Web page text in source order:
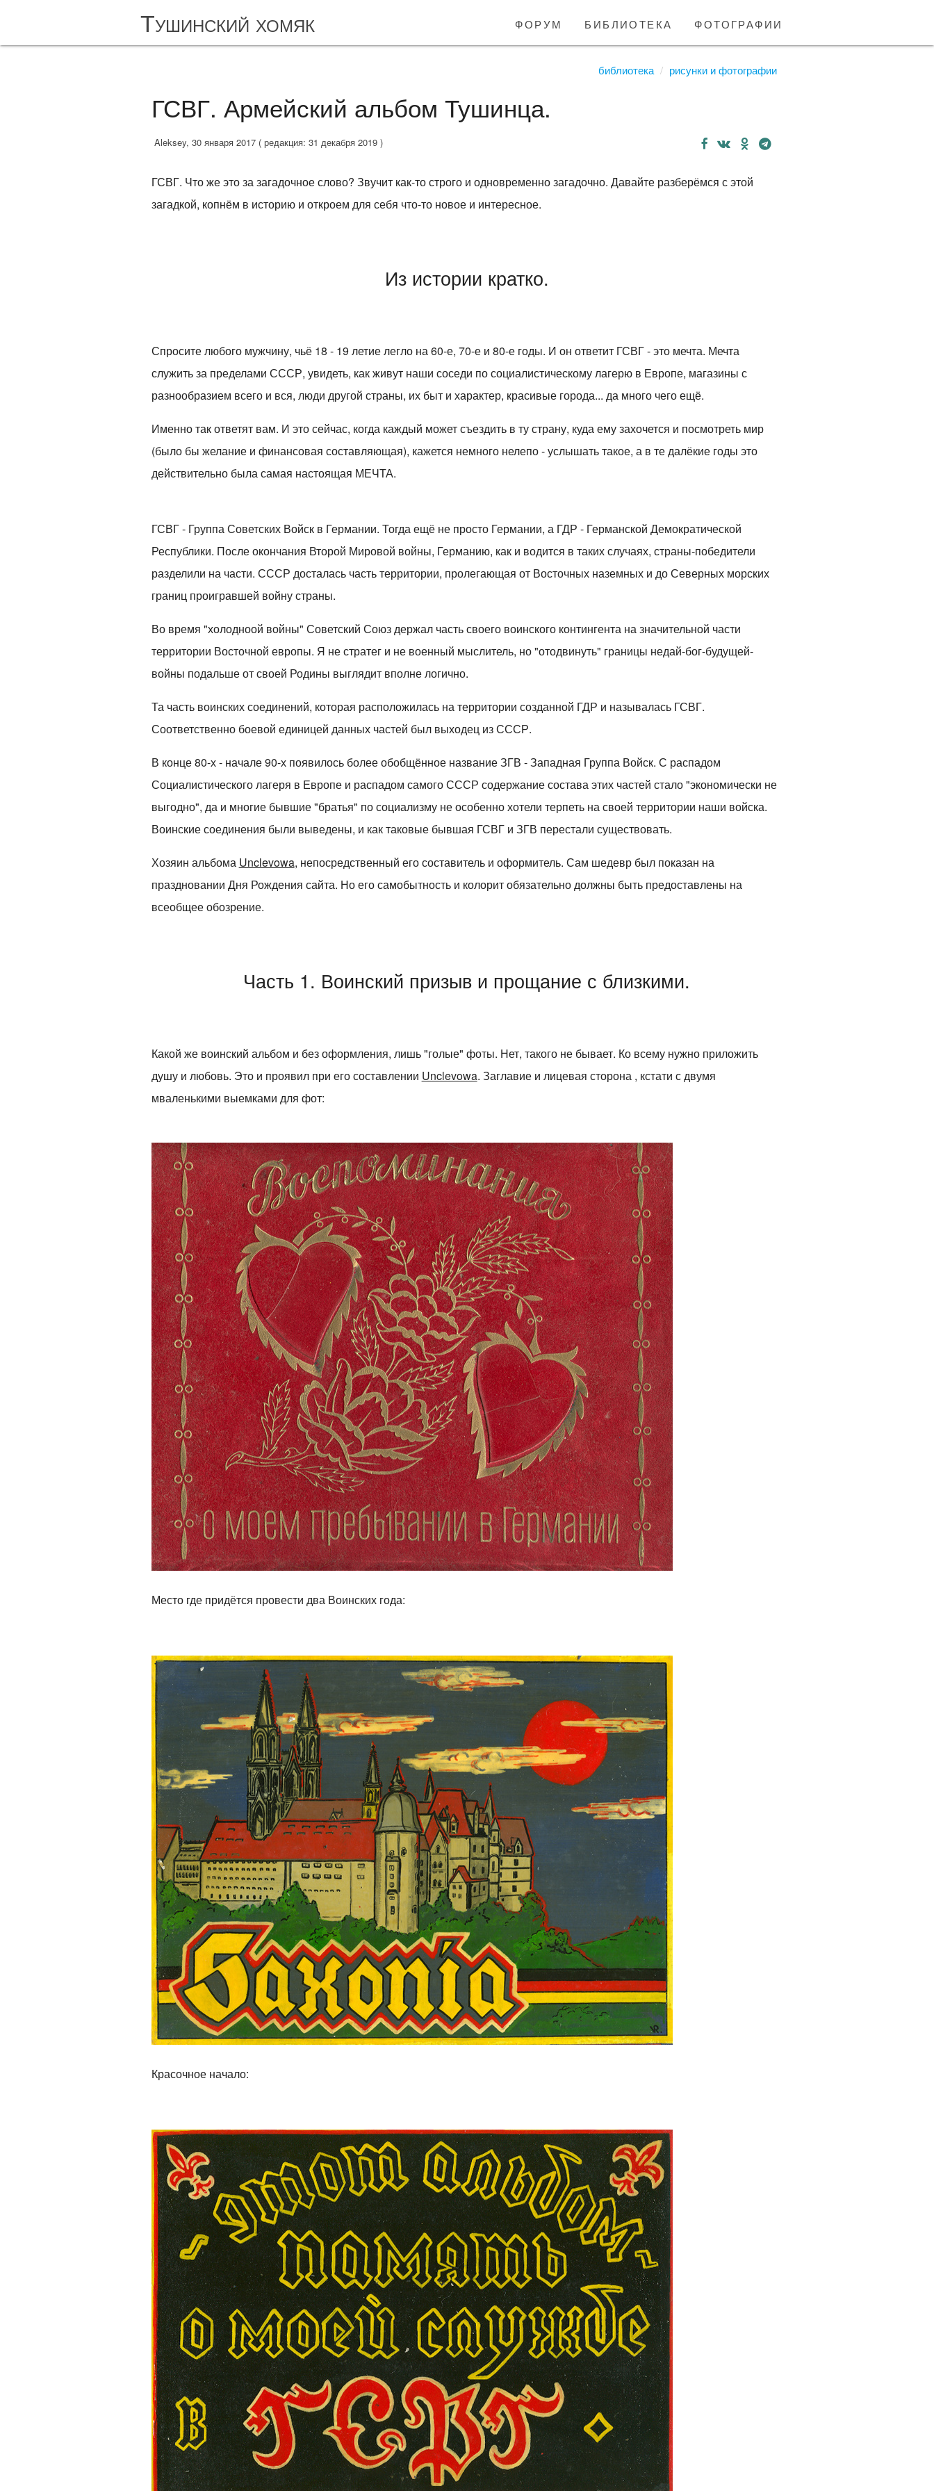
Тушинский хомяк форум библиотека фотографии
библиотека рисунки и фотографии
ГСВГ. Армейский альбом Тушинца.
Aleksey, 30 января 2017 ( редакция: 31 декабря 2019 )
ГСВГ. Что же это за загадочное слово? Звучит как-то строго и одновременно загадочно. Давайте разберёмся с этой
загадкой, копнём в историю и откроем для себя что-то новое и интересное.
Из истории кратко.
Спросите любого мужчину, чьё 18 - 19 летие легло на 60-е, 70-е и 80-е годы. И он ответит ГСВГ - это мечта. Мечта
служить за пределами СССР, увидеть, как живут наши соседи по социалистическому лагерю в Европе, магазины с
разнообразием всего и вся, люди другой страны, их быт и характер, красивые города... да много чего ещё.
Именно так ответят вам. И это сейчас, когда каждый может съездить в ту страну, куда ему захочется и посмотреть мир
(было бы желание и финансовая составляющая), кажется немного нелепо - услышать такое, а в те далёкие годы это
действительно была самая настоящая МЕЧТА.
ГСВГ - Группа Советских Войск в Германии. Тогда ещё не просто Германии, а ГДР - Германской Демократической
Республики. После окончания Второй Мировой войны, Германию, как и водится в таких случаях, страны-победители
разделили на части. СССР досталась часть территории, пролегающая от Восточных наземных и до Северных морских
границ проигравшей войну страны.
Во время "холодноой войны" Советский Союз держал часть своего воинского контингента на значительной части
территории Восточной европы. Я не стратег и не военный мыслитель, но "отодвинуть" границы недай-бог-будущей-
войны подальше от своей Родины выглядит вполне логично.
Та часть воинских соединений, которая расположилась на территории созданной ГДР и называлась ГСВГ.
Соответственно боевой единицей данных частей был выходец из СССР.
В конце 80-х - начале 90-х появилось более обобщённое название ЗГВ - Западная Группа Войск. С распадом
Социалистического лагеря в Европе и распадом самого СССР содержание состава этих частей стало "экономически не
выгодно", да и многие бывшие "братья" по социализму не особенно хотели терпеть на своей территории наши войска.
Воинские соединения были выведены, и как таковые бывшая ГСВГ и ЗГВ перестали существовать.
Хозяин альбома Unclevowa, непосредственный его составитель и оформитель. Сам шедевр был показан на
праздновании Дня Рождения сайта. Но его самобытность и колорит обязательно должны быть предоставлены на
всеобщее обозрение.
Часть 1. Воинский призыв и прощание с близкими.
Какой же воинский альбом и без оформления, лишь "голые" фоты. Нет, такого не бывает. Ко всему нужно приложить
душу и любовь. Это и проявил при его составлении Unclevowa. Заглавие и лицевая сторона , кстати с двумя
мваленькими выемками для фот:
Место где придётся провести два Воинских года:
Красочное начало: